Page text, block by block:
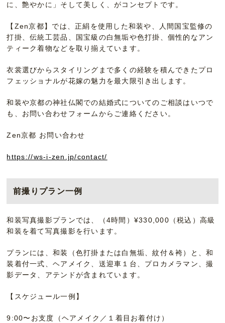
に、艶やかに」そして美しく、がコンセプトです。
【Zen京都】では、正絹を使用した和装や、人間国宝監修の
打掛、伝統工芸品、国宝級の白無垢や色打掛、個性的なアン
ティーク着物などを取り揃えています。
衣裳選びからスタイリングまで多くの経験を積んできたプロ
フェッショナルが花嫁の魅力を最大限引き出します。
和装や京都の神社仏閣での結婚式についてのご相談はいつで
も、お問い合わせフォームからご連絡ください。
Zen京都 お問い合わせ
https://ws-i-zen.jp/contact/
前撮りプラン一例
和装写真撮影プランでは、（4時間）¥330,000（税込）高級
和装を着て写真撮影を行います。
プランには、和装（色打掛または白無垢、紋付＆袴）と、和
装着付一式、ヘアメイク、送迎車１台、プロカメラマン、撮
影データ、アテンドが含まれています。
【スケジュール一例】
9:00〜お支度（ヘアメイク／１着目お着付け）